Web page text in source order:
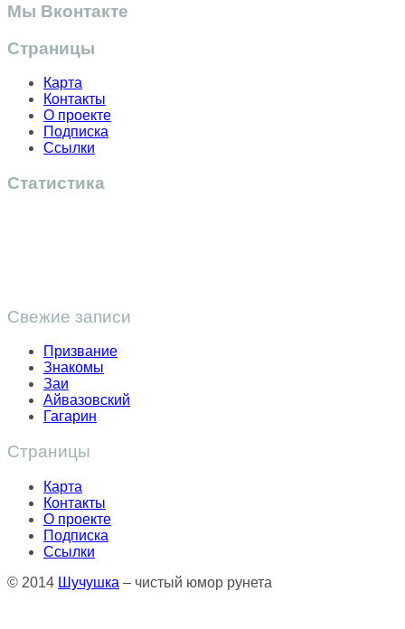
Мы Вконтакте
Страницы
Карта
Контакты
О проекте
Подписка
Ссылки
Статистика
Свежие записи
Призвание
Знакомы
Заи
Айвазовский
Гагарин
Страницы
Карта
Контакты
О проекте
Подписка
Ссылки
© 2014 Шучушка – чистый юмор рунета